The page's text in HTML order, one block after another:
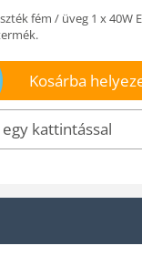
fém / üveg 1 x 40W
Kosárba
egy kattintással